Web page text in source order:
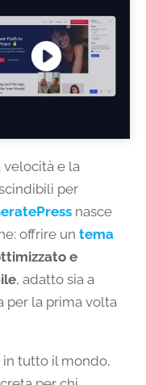
e la
per
nasce
offrire un tema
e
, adatto sia a
per la prima volta
tutto il mondo,